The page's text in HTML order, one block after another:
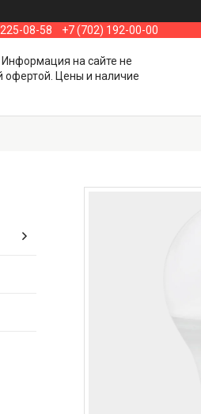
08-58 +7 (702) 192-00-00
Информация на сайте не
офертой. Цены и наличие